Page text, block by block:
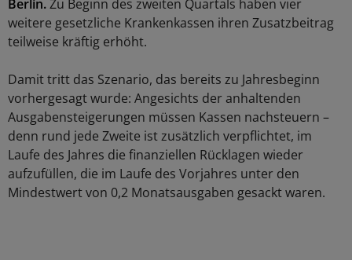
Berlin.Zu Beginn des zweiten Quartals haben vier
weitere gesetzliche Krankenkassen ihren Zusatzbeitrag
teilweise kräftig erhöht.
Damit tritt das Szenario, das bereits zu Jahresbeginn
vorhergesagt wurde: Angesichts der anhaltenden
Ausgabensteigerungen müssen Kassen nachsteuern –
denn rund jede Zweite ist zusätzlich verpflichtet, im
Laufe des Jahres die finanziellen Rücklagen wieder
aufzufüllen, die im Laufe des Vorjahres unter den
Mindestwert von 0,2 Monatsausgaben gesackt waren.